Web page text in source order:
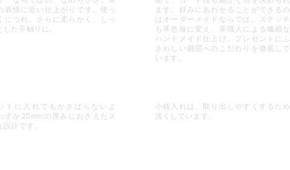
表情に近い仕上がりです。使っ
につれ、さらに柔らかく、しっ
した手触りに。
ます。好みにあわせることができるの
はオーダーメイドならでは。ステッチ
も革色毎に変え、革職人による繊細な
ハンドメイド仕上げ。プレゼントにふ
さわしい細部へのこだわりを徹底して
います。
トに入れてもかさばらないよ
ずか20mmの厚みにおさえたス
設計です。
小銭入れは、取り出しやすくするため
浅くしています。